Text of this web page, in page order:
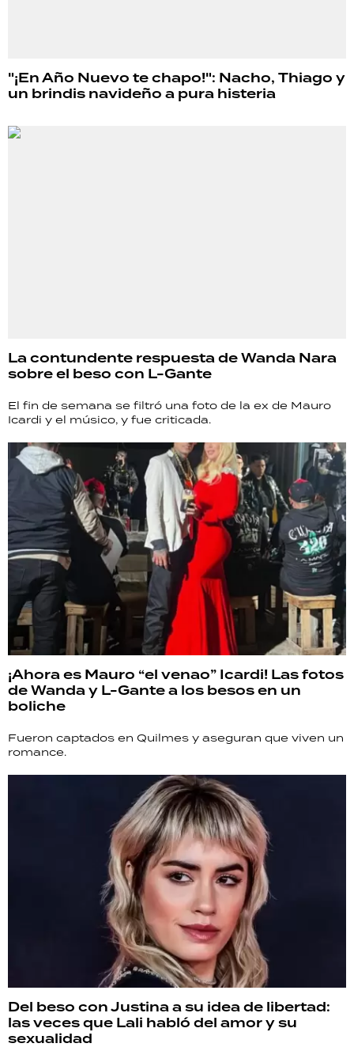
"¡En Año Nuevo te chapo!": Nacho, Thiago y
un brindis navideño a pura histeria
La contundente respuesta de Wanda Nara
sobre el beso con L-Gante
El fin de semana se filtró una foto de la ex de Mauro
Icardi y el músico, y fue criticada.
¡Ahora es Mauro “el venao” Icardi! Las fotos
de Wanda y L-Gante a los besos en un
boliche
Fueron captados en Quilmes y aseguran que viven un
romance.
Del beso con Justina a su idea de libertad:
las veces que Lali habló del amor y su
sexualidad